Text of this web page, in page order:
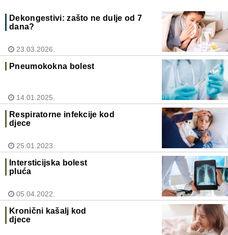
Dekongestivi: zašto ne dulje od 7
dana?
23.03.2026.
Pneumokokna bolest
14.01.2025.
Respiratorne infekcije kod
djece
25.01.2023.
Intersticijska bolest
pluća
05.04.2022.
Kronični kašalj kod
djece